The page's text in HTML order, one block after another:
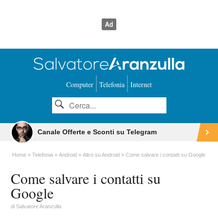
Computer Telefonia Internet
Canale Offerte e Sconti su Telegram
Home Telefonia Android Altro su Android Come salvare i contatti su Google
Come salvare i contatti su
Google
diSalvatore Aranzulla